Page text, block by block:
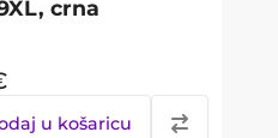
crna
u košaricu